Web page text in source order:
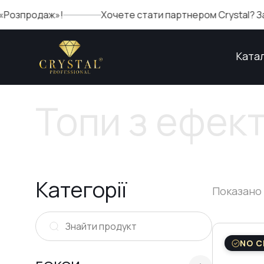
Хочете стати партнером Crystal? Заповніть
Категорії Показано
NO